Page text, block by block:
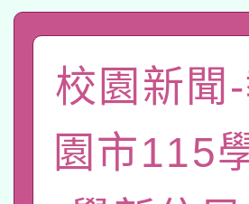
礎課程
A3數位素養
「數位內容
pilot」
有關大陸委
薪期間赴陸
轉知經濟部
校園新聞
園市115